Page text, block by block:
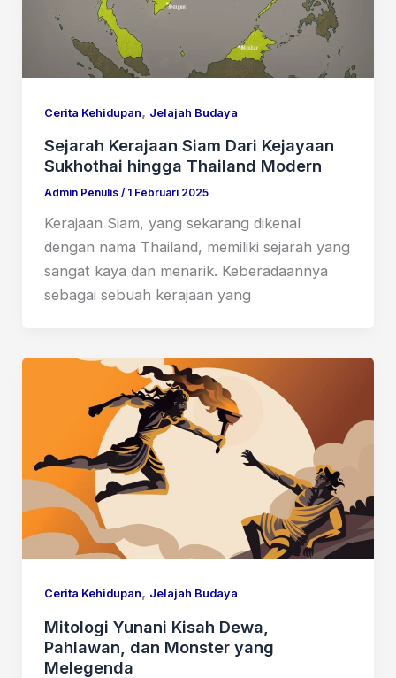
Cerita Kehidupan, Jelajah Budaya
Sejarah Kerajaan Siam Dari Kejayaan
Sukhothai hingga Thailand Modern
Admin Penulis / 1 Februari 2025
Kerajaan Siam, yang sekarang dikenal
dengan nama Thailand, memiliki sejarah yang
sangat kaya dan menarik. Keberadaannya
sebagai sebuah kerajaan yang
Cerita Kehidupan, Jelajah Budaya
Mitologi Yunani Kisah Dewa,
Pahlawan, dan Monster yang
Melegenda